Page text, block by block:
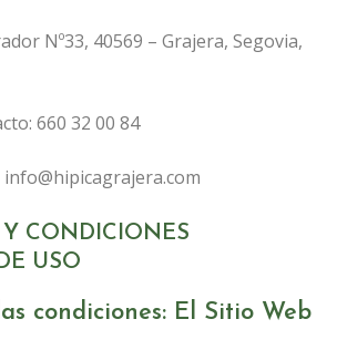
Nº33, 40569 – Grajera, Segovia,
660 32 00 84
info@hipicagrajera.com
CONDICIONES
USO
condiciones: El Sitio Web